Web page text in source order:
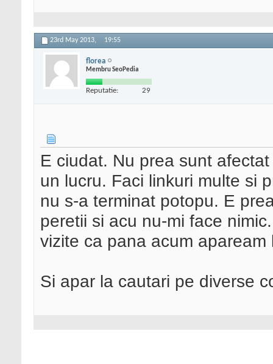
23rd May 2013, 19:55
florea
Membru SeoPedia
Reputatie: 29
E ciudat. Nu prea sunt
un lucru. Faci linkuri multe si
nu s-a terminat potopu. E
peretii si acu nu-mi face
vizite ca pana acum
Si apar la cautari pe diverse